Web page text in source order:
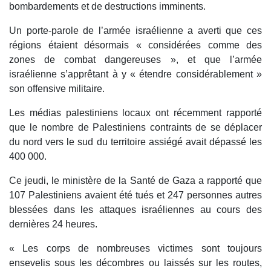
bombardements et de destructions imminents.
Un porte-parole de l’armée israélienne a averti que ces
régions étaient désormais « considérées comme des
zones de combat dangereuses », et que l’armée
israélienne s’apprêtant à y « étendre considérablement »
son offensive militaire.
Les médias palestiniens locaux ont récemment rapporté
que le nombre de Palestiniens contraints de se déplacer
du nord vers le sud du territoire assiégé avait dépassé les
400 000.
Ce jeudi, le ministère de la Santé de Gaza a rapporté que
107 Palestiniens avaient été tués et 247 personnes autres
blessées dans les attaques israéliennes au cours des
dernières 24 heures.
« Les corps de nombreuses victimes sont toujours
ensevelis sous les décombres ou laissés sur les routes,